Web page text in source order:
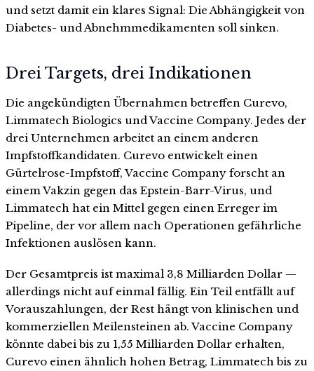
und setzt damit ein klares Signal: Die Abhängigkeit von
Diabetes- und Abnehmmedikamenten soll sinken.
Drei Targets, drei Indikationen
Die angekündigten Übernahmen betreffen Curevo,
Limmatech Biologics und Vaccine Company. Jedes der
drei Unternehmen arbeitet an einem anderen
Impfstoffkandidaten. Curevo entwickelt einen
Gürtelrose-Impfstoff, Vaccine Company forscht an
einem Vakzin gegen das Epstein-Barr-Virus, und
Limmatech hat ein Mittel gegen einen Erreger im
Pipeline, der vor allem nach Operationen gefährliche
Infektionen auslösen kann.
Der Gesamtpreis ist maximal 3,8 Milliarden Dollar —
allerdings nicht auf einmal fällig. Ein Teil entfällt auf
Vorauszahlungen, der Rest hängt von klinischen und
kommerziellen Meilensteinen ab. Vaccine Company
könnte dabei bis zu 1,55 Milliarden Dollar erhalten,
Curevo einen ähnlich hohen Betrag, Limmatech bis zu